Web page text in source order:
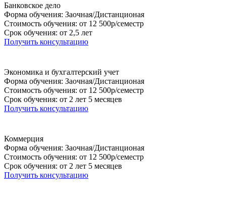
Банковское дело
Форма обучения: Заочная/Дистанционая
Стоимость обучения: от 12 500р/семестр
Срок обучения: от 2,5 лет
Получить консультацию
Экономика и бухгалтерский учет
Форма обучения: Заочная/Дистанционая
Стоимость обучения: от 12 500р/семестр
Срок обучения: от 2 лет 5 месяцев
Получить консультацию
Коммерция
Форма обучения: Заочная/Дистанционая
Стоимость обучения: от 12 500р/семестр
Срок обучения: от 2 лет 5 месяцев
Получить консультацию